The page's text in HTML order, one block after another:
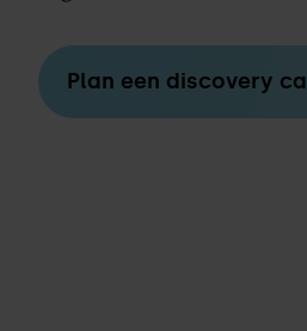
Plan een discovery